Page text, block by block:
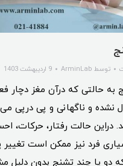
توسط ArminLab 9 اردیبهشت 1403
به حالتی که درآن مغز دچار
نشده و ناگهانی و پی درپی
دراین حالت رفتار، حرکات،
فرد نیز ممکن است تغییر